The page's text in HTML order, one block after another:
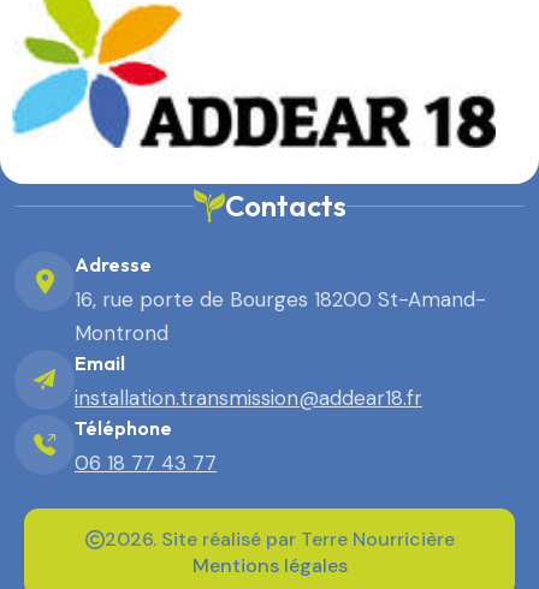
Contacts
Adresse
16, rue porte de Bourges 18200 St-Amand-
Montrond
Email
installation.transmission@addear18.fr
Téléphone
06 18 77 43 77
2026. Site réalisé par Terre Nourricière
Mentions légales